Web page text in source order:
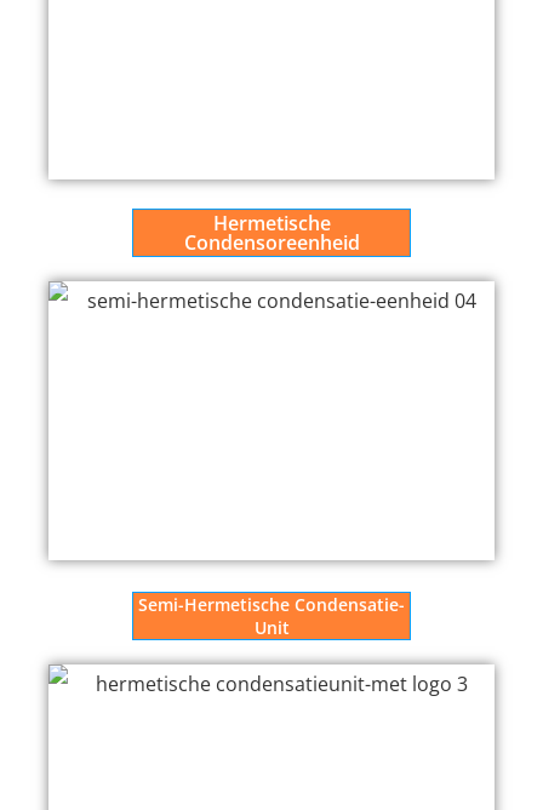
Hermetische
Condensoreenheid
Semi-Hermetische Condensatie-
Unit